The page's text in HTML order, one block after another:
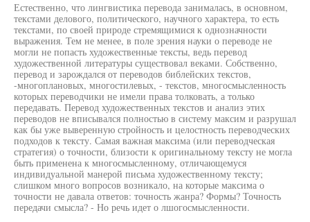
Естественно, что лингвистика перевода занималась, в основном,
текстами делового, политического, научного характера, то есть
текстами, по своей природе стремящимися к однозначности
выражения. Тем не менее, в поле зрения науки о переводе не
могли не попасть художественные тексты, ведь перевод
художественной литературы существовал веками. Собственно,
перевод и зарождался от переводов библейских текстов,
-многоплановых, многостилевых, - текстов, многосмысленность
которых переводчики не имели права толковать, а только
передавать. Перевод художественных текстов и анализ этих
переводов не вписывался полностью в систему максим и разрушал
как бы уже выверенную стройность и целостность переводческих
подходов к тексту. Самая важная максима (или переводческая
стратегия) о точности, близости к оригинальному тексту не могла
быть применена к многосмысленному, отличающемуся
индивидуальной манерой письма художественному тексту;
слишком много вопросов возникало, на которые максима о
точности не давала ответов: точность жанра? Формы? Точность
передачи смысла? - Но речь идет о лшогосмысленности.